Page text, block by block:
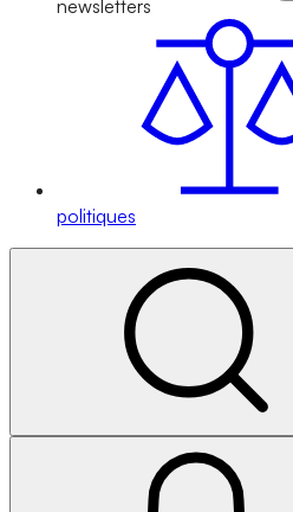
newsletters
politiques